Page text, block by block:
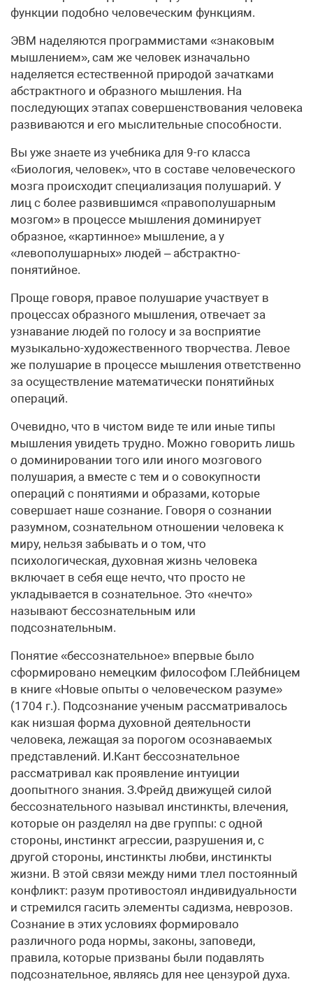
функции подобно человеческим функциям.
ЭВМ наделяются программистами «знаковым
мышлением», сам же человек изначально
наделяется естественной природой зачатками
абстрактного и образного мышления. На
последующих этапах совершенствования человека
развиваются и его мыслительные способности.
Вы уже знаете из учебника для 9-го класса
«Биология, человек», что в составе человеческого
мозга происходит специализация полушарий. У
лиц с более развившимся «правополушарным
мозгом» в процессе мышления доминирует
образное, «картинное» мышление, а у
«левополушарных» людей – абстрактно-
понятийное.
Проще говоря, правое полушарие участвует в
процессах образного мышления, отвечает за
узнавание людей по голосу и за восприятие
музыкально-художественного творчества. Левое
же полушарие в процессе мышления ответственно
за осуществление математически понятийных
операций.
Очевидно, что в чистом виде те или иные типы
мышления увидеть трудно. Можно говорить лишь
о доминировании того или иного мозгового
полушария, а вместе с тем и о совокупности
операций с понятиями и образами, которые
совершает наше сознание. Говоря о сознании
разумном, сознательном отношении человека к
миру, нельзя забывать и о том, что
психологическая, духовная жизнь человека
включает в себя еще нечто, что просто не
укладывается в сознательное. Это «нечто»
называют бессознательным или
подсознательным.
Понятие «бессознательное» впервые было
сформировано немецким философом Г.Лейбницем
в книге «Новые опыты о человеческом разуме»
(1704 г.). Подсознание ученым рассматривалось
как низшая форма духовной деятельности
человека, лежащая за порогом осознаваемых
представлений. И.Кант бессознательное
рассматривал как проявление интуиции
доопытного знания. З.Фрейд движущей силой
бессознательного называл инстинкты, влечения,
которые он разделял на две группы: с одной
стороны, инстинкт агрессии, разрушения и, с
другой стороны, инстинкты любви, инстинкты
жизни. В этой связи между ними тлел постоянный
конфликт: разум противостоял индивидуальности
и стремился гасить элементы садизма, неврозов.
Сознание в этих условиях формировало
различного рода нормы, законы, заповеди,
правила, которые призваны были подавлять
подсознательное, являясь для нее цензурой духа.